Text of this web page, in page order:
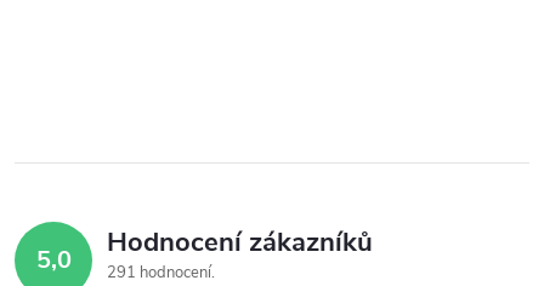
5,0 Hodnocení zákazníků
291 hodnocení